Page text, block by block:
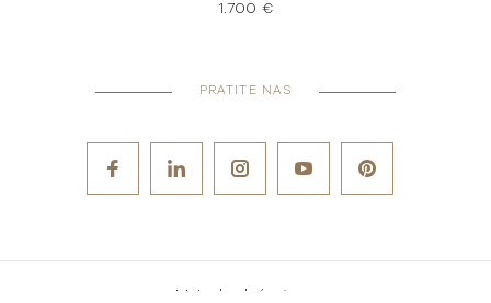
1.700 €
PRATITE NAS